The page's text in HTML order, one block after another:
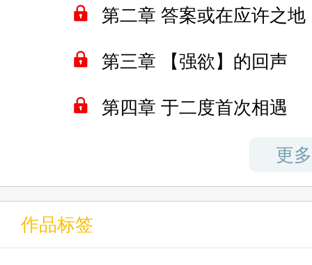
第七章 蕾姆！（一）
第八章 蕾姆！（二）
第九章 蕾姆！（三）
第十一章 赶在一切消失前（
第十二章 赶在一切消失前（
第二章 答案或在应许之地
第三章 【强欲】的回声
第四章 于二度首次相遇
第五章 并不美妙的再会
第六章 信任的依凭
第七章 试炼与人心
更
作品标签